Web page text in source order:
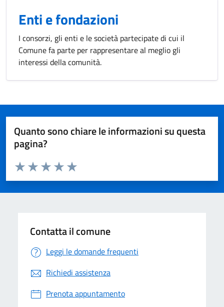
Enti e fondazioni
I consorzi, gli enti e le società partecipate di cui il
Comune fa parte per rappresentare al meglio gli
interessi della comunità.
Quanto sono chiare le informazioni su questa
pagina?
Valuta da 1 a 5 stelle la pagina
Valuta 5 stelle su 5
Valuta 4 stelle su 5
Valuta 3 stelle su 5
Valuta 2 stelle su 5
Valuta 1 stelle su 5
Contatta il comune
Leggi le domande frequenti
Richiedi assistenza
Prenota appuntamento